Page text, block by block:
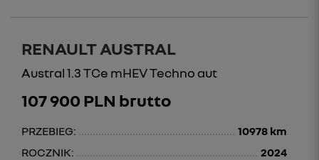
RENAULT AUSTRAL
Austral 1.3 TCe mHEV Techno aut
107 900 PLN brutto
PRZEBIEG:
10978 km
ROCZNIK:
2024